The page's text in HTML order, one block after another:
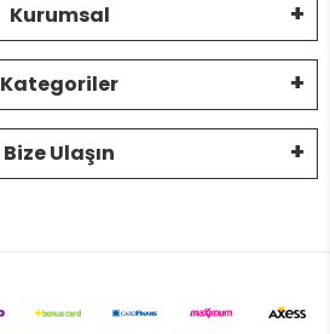
Kurumsal
Kategoriler
Bize Ulaşın